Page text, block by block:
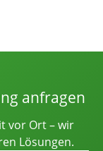
anfragen
vor Ort – wir
Lösungen.